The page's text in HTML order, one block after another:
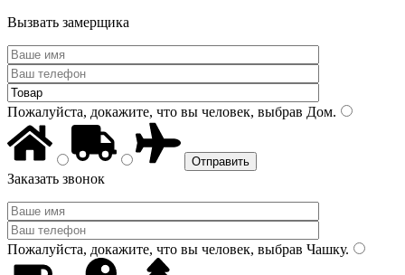
Вызвать замерщика
Пожалуйста, докажите, что вы человек, выбрав Дом.
Заказать звонок
Пожалуйста, докажите, что вы человек, выбрав Чашку.